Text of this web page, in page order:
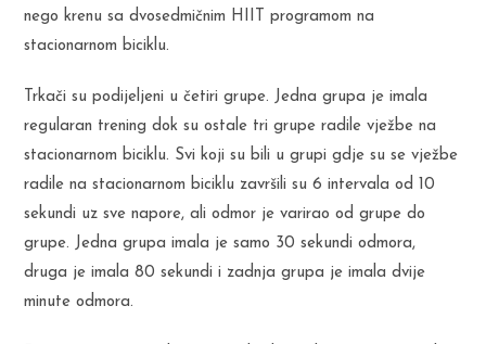
nego krenu sa dvosedmičnim HIIT programom na
stacionarnom biciklu.
Trkači su podijeljeni u četiri grupe. Jedna grupa je imala
regularan trening dok su ostale tri grupe radile vježbe na
stacionarnom biciklu. Svi koji su bili u grupi gdje su se vježbe
radile na stacionarnom biciklu završili su 6 intervala od 10
sekundi uz sve napore, ali odmor je varirao od grupe do
grupe. Jedna grupa imala je samo 30 sekundi odmora,
druga je imala 80 sekundi i zadnja grupa je imala dvije
minute odmora.